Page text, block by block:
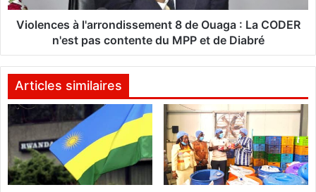
a
f
n
n
l
a
s
'
a
r
n
s
s
Violences à l'arrondissement 8 de Ouaga : La CODER
n'est pas contente du MPP et de Diabré
Articles similaires